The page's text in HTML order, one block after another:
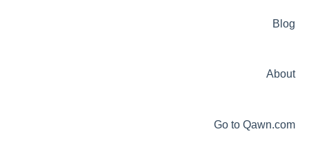
Blog
About
Go to Qawn.com